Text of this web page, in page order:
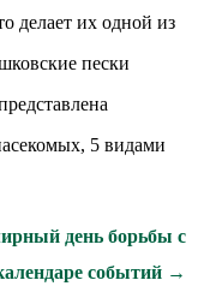
делает их одной из
пески
5 видами
день борьбы с
событий →